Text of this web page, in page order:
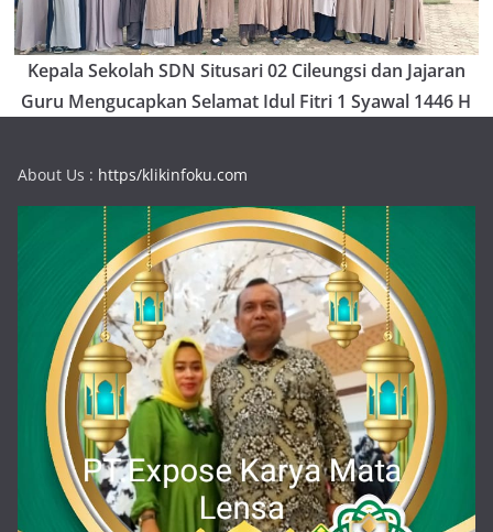
Kepala Sekolah SDN Situsari 02 Cileungsi dan Jajaran
Guru Mengucapkan Selamat Idul Fitri 1 Syawal 1446 H
About Us : https/klikinfoku.com